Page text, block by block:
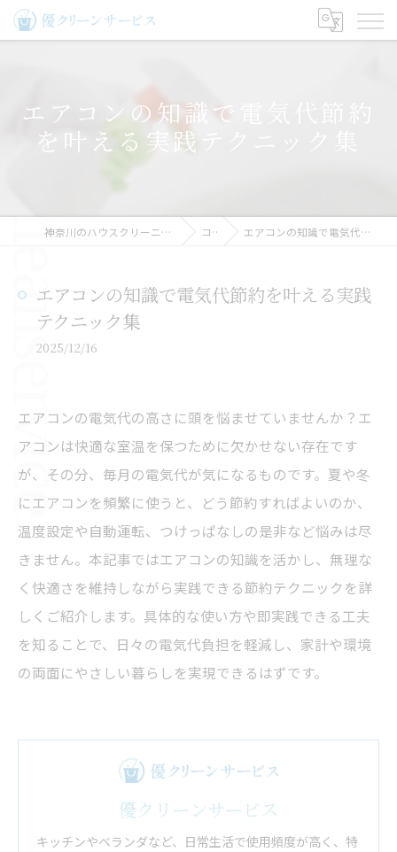
エアコンの知識で電気代節約
を叶える実践テクニック集
神奈川のハウスクリーニングなら優クリーンサービス コラム エアコンの知識で電気代節約を叶える実践テクニック集
エアコンの知識で電気代節約を叶える実践
テクニック集
2025/12/16
エアコンの電気代の高さに頭を悩ませていませんか？エ
アコンは快適な室温を保つために欠かせない存在です
が、その分、毎月の電気代が気になるものです。夏や冬
にエアコンを頻繁に使うと、どう節約すればよいのか、
温度設定や自動運転、つけっぱなしの是非など悩みは尽
きません。本記事ではエアコンの知識を活かし、無理な
く快適さを維持しながら実践できる節約テクニックを詳
しくご紹介します。具体的な使い方や即実践できる工夫
を知ることで、日々の電気代負担を軽減し、家計や環境
の両面にやさしい暮らしを実現できるはずです。
優クリーンサービス
キッチンやベランダなど、日常生活で使用頻度が高く、特